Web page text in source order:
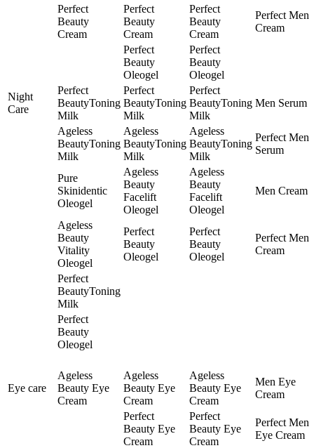
Perfect
Beauty
Cream
Perfect
Beauty
Cream
Perfect
Beauty
Cream
Perfect Men
Cream
Perfect
Beauty
Oleogel
Perfect
Beauty
Oleogel
Night
Care
Perfect
BeautyToning
Milk
Perfect
BeautyToning
Milk
Perfect
BeautyToning
Milk
Men Serum
Ageless
BeautyToning
Milk
Ageless
BeautyToning
Milk
Ageless
BeautyToning
Milk
Perfect Men
Serum
Pure
Skinidentic
Oleogel
Ageless
Beauty
Facelift
Oleogel
Ageless
Beauty
Facelift
Oleogel
Men Cream
Ageless
Beauty
Vitality
Oleogel
Perfect
Beauty
Oleogel
Perfect
Beauty
Oleogel
Perfect Men
Cream
Perfect
BeautyToning
Milk
Perfect
Beauty
Oleogel
Eye care
Ageless
Beauty Eye
Cream
Ageless
Beauty Eye
Cream
Ageless
Beauty Eye
Cream
Men Eye
Cream
Perfect
Beauty Eye
Cream
Perfect
Beauty Eye
Cream
Perfect Men
Eye Cream